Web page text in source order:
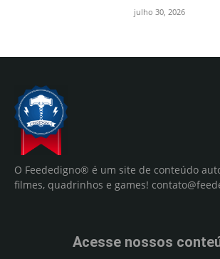
julho 30, 2026
O Feededigno® é um site de conteúdo
filmes, quadrinhos e games!
Acesse nossos